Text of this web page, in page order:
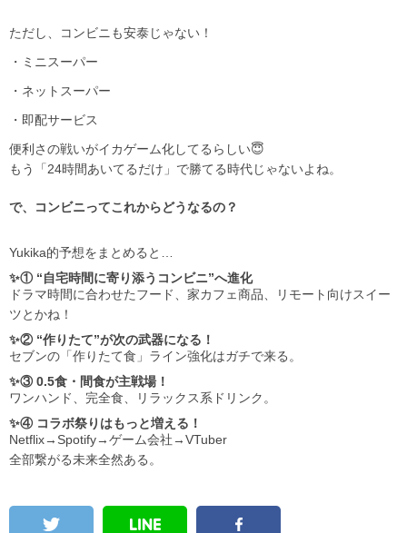
ただし、コンビニも安泰じゃない！
・ミニスーパー
・ネットスーパー
・即配サービス
便利さの戦いがイカゲーム化してるらしい😇
もう「24時間あいてるだけ」で勝てる時代じゃないよね。
で、コンビニってこれからどうなるの？
Yukika的予想をまとめると…
✨① “自宅時間に寄り添うコンビニ”へ進化
ドラマ時間に合わせたフード、家カフェ商品、リモート向けスイー
ツとかね！
✨② “作りたて”が次の武器になる！
セブンの「作りたて食」ライン強化はガチで来る。
✨③ 0.5食・間食が主戦場！
ワンハンド、完全食、リラックス系ドリンク。
✨④ コラボ祭りはもっと増える！
Netflix→Spotify→ゲーム会社→VTuber
全部繋がる未来全然ある。